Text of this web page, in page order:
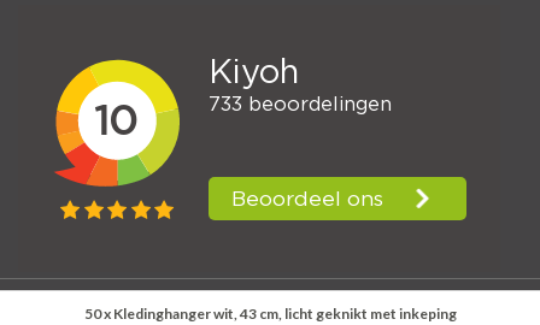
50 x Kledinghanger wit, 43 cm, licht geknikt met inkeping
© Kerklau Shop Supplies